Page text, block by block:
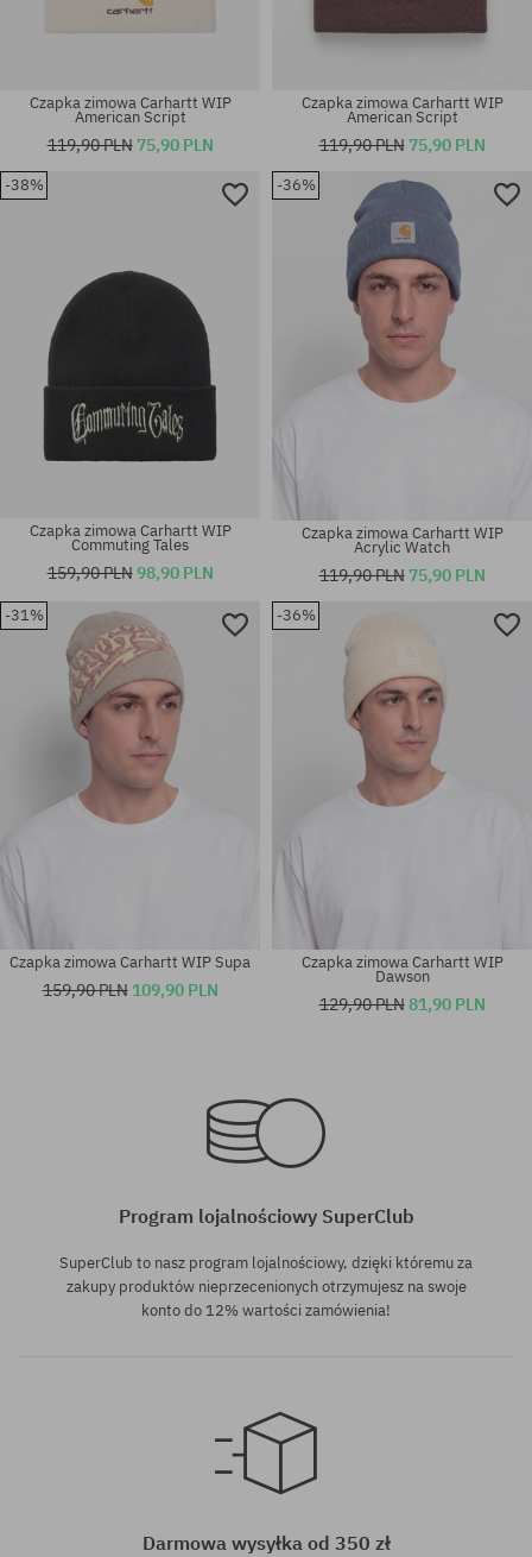
rozmiar uniwersalny
rozmiar uniwersalny
Czapka zimowa Carhartt WIP
American Script
119,90 PLN 75,90 PLN
rozmiar uniwersalny
Czapka zimowa Carhartt WIP
American Script
119,90 PLN 75,90 PLN
-38%
Czapka zimowa Carhartt WIP
Commuting Tales
159,90 PLN98,90 PLN
-36%
Czapka zimowa Carhartt WIP
Acrylic Watch
119,90 PLN 75,90 PLN
-31%
Czapka zimowa Carhartt WIP Supa
159,90 PLN 109,90 PLN
-36%
Czapka zimowa Carhartt WIP
Dawson
129,90 PLN81,90 PLN
Program lojalnościowy SuperClub
SuperClub to nasz program lojalnościowy, dzięki któremu za
zakupy produktów nieprzecenionych otrzymujesz na swoje
konto do 12% wartości zamówienia!
Darmowa wysyłka od 350 zł